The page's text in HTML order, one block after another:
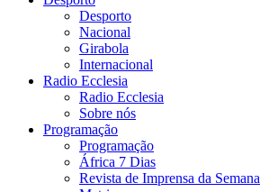
Desporto
Nacional
Girabola
Internacional
Radio Ecclesia
Radio Ecclesia
Sobre nós
Programação
Programação
África 7 Dias
Revista de Imprensa da Semana